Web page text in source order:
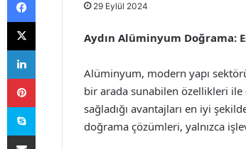
29 Eylül 2024
Aydın Alüminyum Doğrama:
Alüminyum, modern yapı
bir arada sunabilen özellikleri
sağladığı avantajları en iyi
doğrama çözümleri, yalnızca
X
LinkedIn
Pinterest
Skype
E-Posta ile paylaş